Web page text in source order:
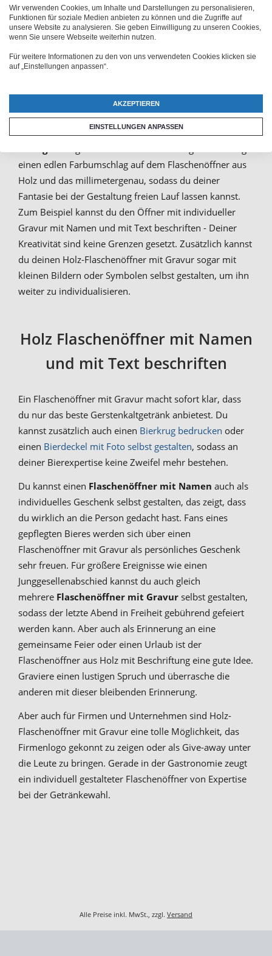
Beschriftung: mit Lasergravur
edel selbst gestalten
Der Flaschenöffner mit Gravur besteht
Damit dein Flaschenöffner mit Gravur auch wirklich
elegant aussieht, verwenden wir nur hochwertige Holz
Flaschenöffner, auf die du deinenWunschtext per
einen edlen Farbumschlag auf dem Flaschenöffner aus
Holz und das millimetergenau, sodass du deiner
Fantasie bei der Gestaltung freien Lauf lassen kannst.
Zum Beispiel kannst du den Öffner mit individueller
Gravur mit Namen und mit Text beschriften - Deiner
Kreativität sind keine Grenzen gesetzt. Zusätzlich kannst
du deinen Holz-Flaschenöffner mit Gravur sogar mit
kleinen Bildern oder Symbolen selbst gestalten, um ihn
weiter zu individualisieren.
Holz Flaschenöffner mit Namen
und mit Text beschriften
Ein Flaschenöffner mit Gravur macht sofort klar, dass
du nur das beste Gerstenkaltgetränk anbietest. Du
kannst zusätzlich auch einen Bierkrug bedrucken oder
einen Bierdeckel mit Foto selbst gestalten, sodass an
deiner Bierexpertise keine Zweifel mehr bestehen.
Du kannst einen Flaschenöffner mit Namen auch als
individuelles Geschenk selbst gestalten, das zeigt, dass
du wirklich an die Person gedacht hast. Fans eines
gepflegten Bieres werden sich über einen
Flaschenöffner mit Gravur als persönliches Geschenk
sehr freuen. Für größere Ereignisse wie einen
Junggesellenabschied kannst du auch gleich
mehrere Flaschenöffner mit Gravur selbst gestalten,
sodass der letzte Abend in Freiheit gebührend gefeiert
werden kann. Aber auch als Erinnerung an eine
gemeinsame Feier oder einen Urlaub ist der
Flaschenöffner aus Holz mit Beschriftung eine gute Idee.
Graviere einen lustigen Spruch und überrasche die
anderen mit dieser bleibenden Erinnerung.
Aber auch für Firmen und Unternehmen sind Holz-
Flaschenöffner mit Gravur eine tolle Möglichkeit, das
Firmenlogo gekonnt zu zeigen oder als Give-away unter
die Leute zu bringen. Gerade in der Gastronomie zeugt
ein individuell gestalteter Flaschenöffner von Expertise
bei der Getränkewahl.
Alle Preise inkl. MwSt., zzgl. Versand
Wir verwenden Cookies, um Inhalte und Darstellungen zu personalisieren,
Funktionen für soziale Medien anbieten zu können und die Zugriffe auf
unsere Website zu analysieren. Sie geben Einwilligung zu unseren Cookies,
wenn Sie unsere Webseite weiterhin nutzen.
Für weitere Informationen zu den von uns verwendeten Cookies klicken sie
auf „Einstellungen anpassen“.
AKZEPTIEREN
EINSTELLUNGEN ANPASSEN